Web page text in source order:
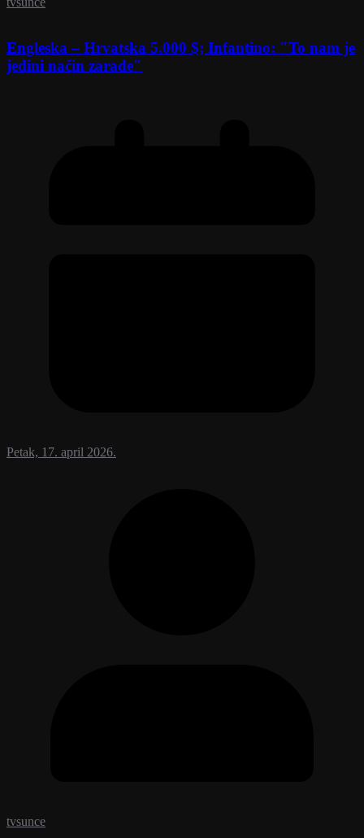
Engleska – Hrvatska 5.000 $; Infantino: "To nam je
jedini način zarade"
Petak, 17. april 2026.
tvsunce